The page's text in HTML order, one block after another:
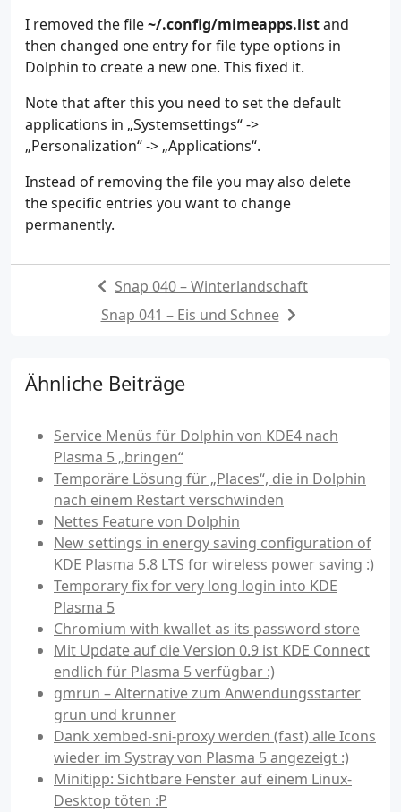
I removed the file~/.config/mimeapps.listand
then changed one entry for file type options in
Dolphin to create a new one. This fixed it.
Note that after this you need to set the default
applications in „Systemsettings“ ->
„Personalization“ -> „Applications“.
Instead of removing the file you may also delete
the specific entries you want to change
permanently.
Snap 040 – Winterlandschaft
Snap 041 – Eis und Schnee
Ähnliche Beiträge
Service Menüs für Dolphin von KDE4 nach
Plasma 5 „bringen“
Temporäre Lösung für „Places“, die in Dolphin
nach einem Restart verschwinden
Nettes Feature von Dolphin
New settings in energy saving configuration of
KDE Plasma 5.8 LTS for wireless power saving :)
Temporary fix for very long login into KDE
Plasma 5
Chromium with kwallet as its password store
Mit Update auf die Version 0.9 ist KDE Connect
endlich für Plasma 5 verfügbar :)
gmrun – Alternative zum Anwendungsstarter
grun und krunner
Dank xembed-sni-proxy werden (fast) alle Icons
wieder im Systray von Plasma 5 angezeigt :)
Minitipp: Sichtbare Fenster auf einem Linux-
Desktop töten :P